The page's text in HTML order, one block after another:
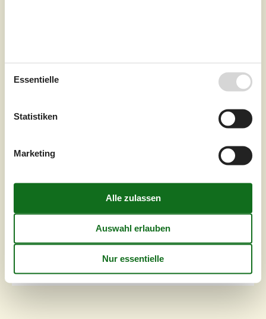
Schlafzimmer
Nicht erlaubt
Wohnfläche
374 m²
800 m²
Strand entfernt, mit Blick über das Wasser vom ersten
Stock. Das Ferienhaus ist zweistöckig und im
Erdgeschoss befinden sich Wohnzimmer, großer
Vom Eingangsbereich gibt es Zugang zu dre...
Essentielle
Statistiken
Marketing